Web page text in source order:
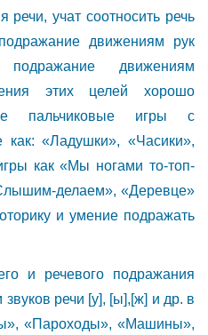
речи, учат соотносить речь
движениям рук
подражание движениям
этих целей хорошо
пальчиковые игры с
как: «Ладушки», «Часики»,
как «Мы ногами то-топ-
делаем», «Деревце»
и умение подражать
и речевого подражания
речи [у], [ы],[ж] и др. в
«Пароходы», «Машины»,